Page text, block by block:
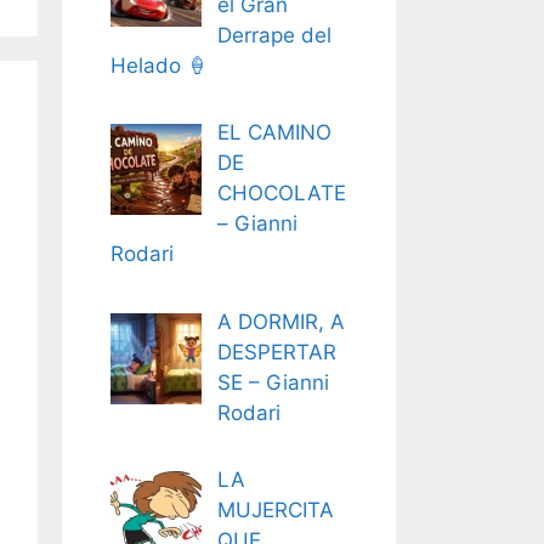
Derrape del
Helado 🍦
EL CAMINO
DE
CHOCOLATE
– Gianni
Rodari
A DORMIR, A
DESPERTAR
SE – Gianni
Rodari
LA
MUJERCITA